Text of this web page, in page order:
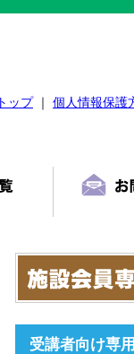
トップ｜ 個人情報保護
受講者向け専